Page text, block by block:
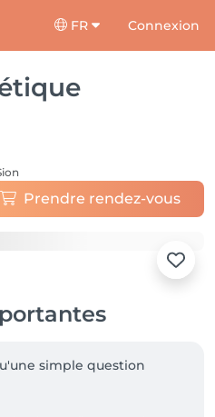
FR Connexion
Prendre rendez-vous
simple question